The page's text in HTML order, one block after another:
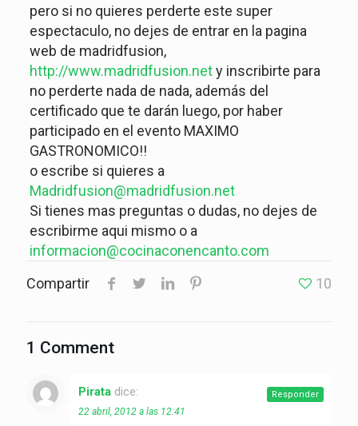
pero si no quieres perderte este super
espectaculo, no dejes de entrar en la pagina
web de madridfusion,
http://www.madridfusion.nety inscribirte para
no perderte nada de nada, además del
certificado que te darán luego, por haber
participado en el evento MAXIMO
GASTRONOMICO!!
o escribe si quieres a
Madridfusion@madridfusion.net
Si tienes mas preguntas o dudas, no dejes de
escribirme aqui mismo o a
informacion@cocinaconencanto.com
Compartir
10
1 Comment
Pirata dice:
22 abril, 2012 a las 12:41
Responder